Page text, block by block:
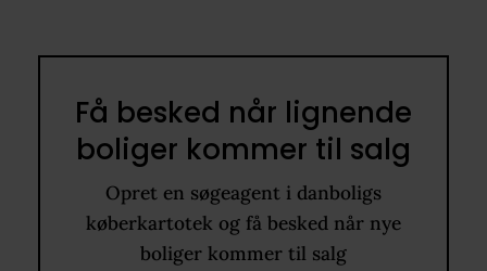
Få besked når lignende
boliger kommer til salg
Opret en søgeagent i danboligs
køberkartotek og få besked når nye
boliger kommer til salg